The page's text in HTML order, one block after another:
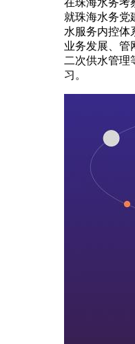
在珠海水务考
就珠海水务党
水服务内控体
业务发展、管
二次供水管理
习。